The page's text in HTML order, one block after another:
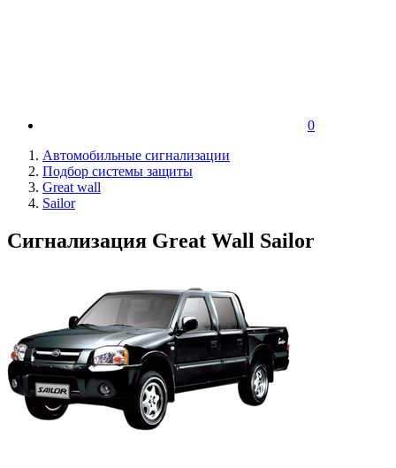
0
Автомобильные сигнализации
Подбор системы защиты
Great wall
Sailor
Сигнализация Great Wall Sailor